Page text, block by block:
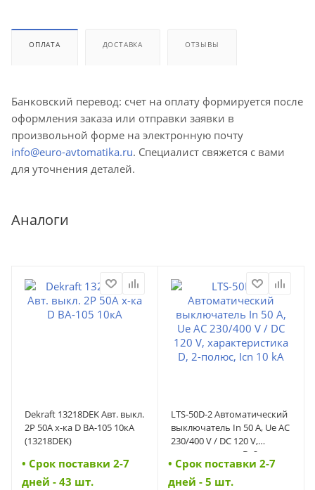
ОПЛАТА ДОСТАВКА ОТЗЫВЫ
Банковский перевод: счет на оплату формируется после
оформления заказа или отправки заявки в
произвольной форме на электронную почту
info@euro-avtomatika.ru. Специалист свяжется с вами
для уточнения деталей.
Аналоги
Dekraft 13218DEK Авт. выкл.
2P 50A х-ка D ВА-105 10кА
(13218DEK)
• Cрок поставки 2-7
дней - 43 шт.
LTS-50D-2 Автоматический
выключатель In 50 A, Ue AC
230/400 V / DC 120 V,
характеристика D, 2-полюс,
Icn 10 kA (43090)
• Cрок поставки 2-7
дней - 5 шт.